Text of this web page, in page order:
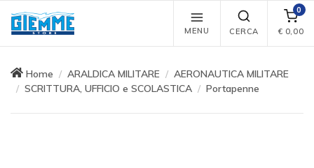
MENU CERCA
0
€ 0,00
Home ARALDICA MILITARE
AERONAUTICA MILITARE
SCRITTURA, UFFICIO e SCOLASTICA
Portapenne